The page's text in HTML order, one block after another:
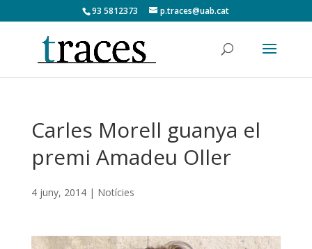
93 5812373 p.traces@uab.cat
Carles Morell guanya el
premi Amadeu Oller
4 juny, 2014| Notícies